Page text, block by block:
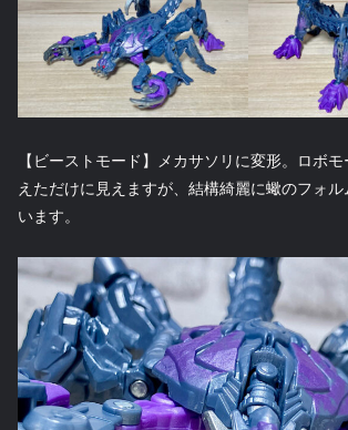
【ビーストモード】メカサソリに変形。ロボ
えただけに見えますが、結構綺麗に蠍のフォ
います。